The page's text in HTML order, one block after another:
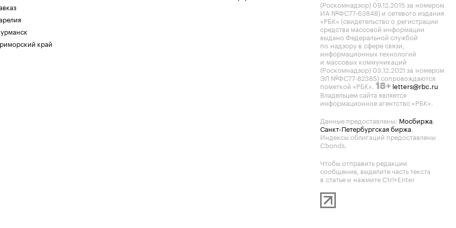
край
(Роскомнадзор) 09.12.2015 за номером
ИА №ФС77-63848) и сетевого издания
«РБК» (свидетельство о регистрации
средства массовой информации
выдано Федеральной службой
по надзору в сфере связи,
информационных технологий
и массовых коммуникаций
(Роскомнадзор) 03.12.2021 за номером
ЭЛ №ФС77-82385) сопровождаются
пометкой «РБК». 18+ letters@rbc.ru
Владельцем сайта является
информационное агентство «РБК».
Данные предоставлены: Мосбиржа,
Санкт-Петербургская биржа.
Индексы облигаций предоставлены
Cbonds.
Чтобы отправить редакции
сообщение, выделите часть текста
в статье и нажмите Ctrl+Enter